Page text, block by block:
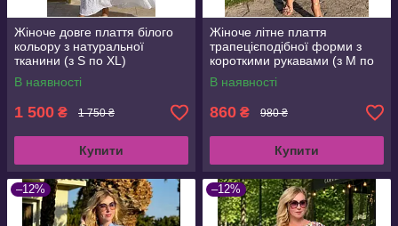
Жіноче довге плаття білого
кольору з натуральної
тканини (з S по XL)
В наявності
1 500 ₴ 1 750 ₴
Купити
Жіноче літне плаття
трапецієподібної форми з
короткими рукавами (з M по
3XL)
В наявності
860 ₴ 980 ₴
Купити
–12% –12%